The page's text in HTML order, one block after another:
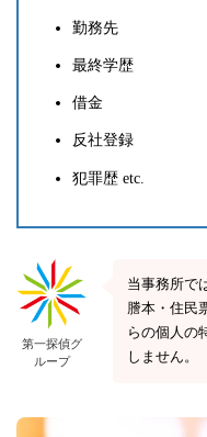
勤務先
最終学歴
借金
反社登録
犯罪歴 etc.
第一探偵グ
ループ
当事務所で
謄本・住民
らの個人の
しません。